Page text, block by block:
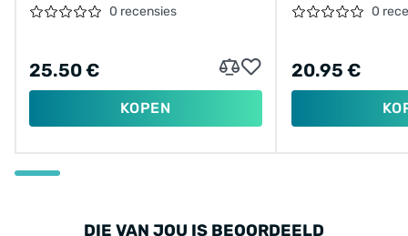
0 recensies
25.50 €
KOPEN
0
20.95 €
DIE VAN JOU IS BEOORDEELD